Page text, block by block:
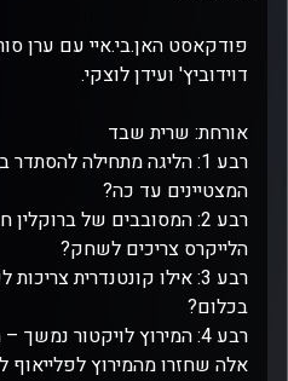
פודקאסט האן.בי.איי עם ערן
דוידוביץ' ועידן לוצקי.
אורחת: שרית שבד
רבע 1: הליגה מתחילה
המצטיינים עד כה?
רבע 2: המסובבים של
הלייקרס צריכים לשחק?
רבע 3: אילו קונטנדרית
בכלום?
רבע 4: המירוץ לויקטור
אלה שחזרו מהמירוץ